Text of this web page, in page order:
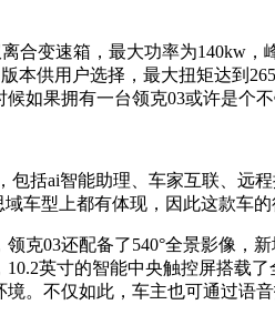
变速箱，最大功率为140kw，
供用户选择，最大扭矩达到
如果拥有一台领克03或许是个不
括ai智能助理、车家互联、远
车型上都有体现，因此这款车
克03还配备了540°全景影像，
英寸的智能中央触控屏搭载
。不仅如此，车主也可通过语